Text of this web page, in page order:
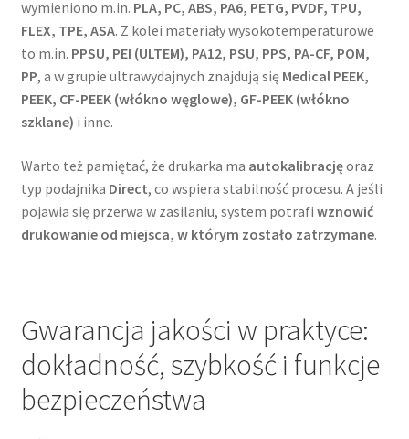
wymieniono m.in. PLA, PC, ABS, PA6, PETG, PVDF, TPU,
FLEX, TPE, ASA. Z kolei materiały wysokotemperaturowe
to m.in. PPSU, PEI (ULTEM), PA12, PSU, PPS, PA-CF, POM,
PP, a w grupie ultrawydajnych znajdują się Medical PEEK,
PEEK, CF-PEEK (włókno węglowe), GF-PEEK (włókno
szklane) i inne.
Warto też pamiętać, że drukarka ma autokalibracjęoraz
typ podajnika Direct, co wspiera stabilność procesu. A jeśli
pojawia się przerwa w zasilaniu, system potrafi wznowić
drukowanie od miejsca, w którym zostało zatrzymane.
Gwarancja jakości w praktyce:
dokładność, szybkość i funkcje
bezpieczeństwa